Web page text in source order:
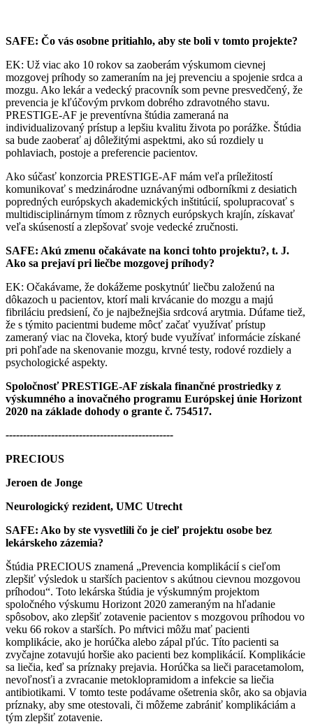
SAFE: Čo vás osobne pritiahlo, aby ste boli v tomto projekte?
EK: Už viac ako 10 rokov sa zaoberám výskumom cievnej
mozgovej príhody so zameraním na jej prevenciu a spojenie srdca a
mozgu. Ako lekár a vedecký pracovník som pevne presvedčený, že
prevencia je kľúčovým prvkom dobrého zdravotného stavu.
PRESTIGE-AF je preventívna štúdia zameraná na
individualizovaný prístup a lepšiu kvalitu života po porážke. Štúdia
sa bude zaoberať aj dôležitými aspektmi, ako sú rozdiely u
pohlaviach, postoje a preferencie pacientov.
Ako súčasť konzorcia PRESTIGE-AF mám veľa príležitostí
komunikovať s medzinárodne uznávanými odborníkmi z desiatich
popredných európskych akademických inštitúcií, spolupracovať s
multidisciplinárnym tímom z rôznych európskych krajín, získavať
veľa skúseností a zlepšovať svoje vedecké zručnosti.
SAFE: Akú zmenu očakávate na konci tohto projektu?, t. J.
Ako sa prejaví pri liečbe mozgovej príhody?
EK: Očakávame, že dokážeme poskytnúť liečbu založenú na
dôkazoch u pacientov, ktorí mali krvácanie do mozgu a majú
fibriláciu predsiení, čo je najbežnejšia srdcová arytmia. Dúfame tiež,
že s týmito pacientmi budeme môcť začať využívať prístup
zameraný viac na človeka, ktorý bude využívať informácie získané
pri pohľade na skenovanie mozgu, krvné testy, rodové rozdiely a
psychologické aspekty.
Spoločnosť PRESTIGE-AF získala finančné prostriedky z
výskumného a inovačného programu Európskej únie Horizont
2020 na základe dohody o grante č. 754517.
------------------------------------------------
PRECIOUS
Jeroen de Jonge
Neurologický rezident, UMC Utrecht
SAFE: Ako by ste vysvetlili čo je cieľ projektu osobe bez
lekárskeho zázemia?
Štúdia PRECIOUS znamená „Prevencia komplikácií s cieľom
zlepšiť výsledok u starších pacientov s akútnou cievnou mozgovou
príhodou“. Toto lekárska štúdia je výskumným projektom
spoločného výskumu Horizont 2020 zameraným na hľadanie
spôsobov, ako zlepšiť zotavenie pacientov s mozgovou príhodou vo
veku 66 rokov a starších. Po mŕtvici môžu mať pacienti
komplikácie, ako je horúčka alebo zápal pľúc. Títo pacienti sa
zvyčajne zotavujú horšie ako pacienti bez komplikácií. Komplikácie
sa liečia, keď sa príznaky prejavia. Horúčka sa lieči paracetamolom,
nevoľnosťi a zvracanie metoklopramidom a infekcie sa liečia
antibiotikami. V tomto teste podávame ošetrenia skôr, ako sa objavia
príznaky, aby sme otestovali, či môžeme zabrániť komplikáciám a
tým zlepšiť zotavenie.